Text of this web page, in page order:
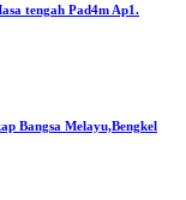
tengah Pad4m Ap1.
Bangsa Melayu,Bengkel